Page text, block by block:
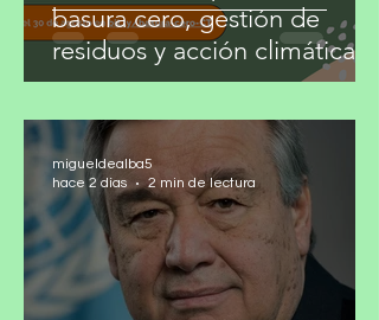
Convocatoria para cubrir
basura cero, gestión de
residuos y acción climática
migueldealba5
hace 2 días
2 min de lectura